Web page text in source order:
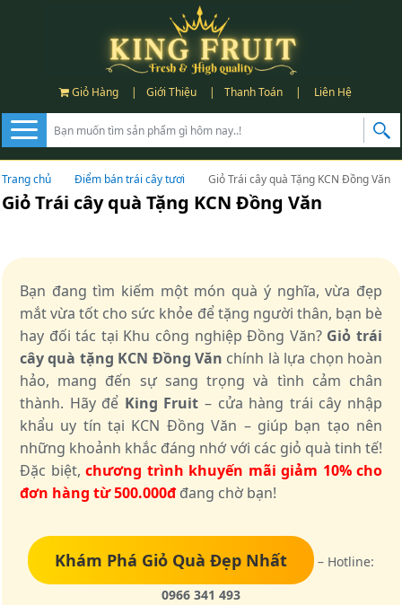
Giỏ Hàng | Giới Thiệu | Thanh Toán | Liên Hệ
Trang chủ Điểm bán trái cây tươi Giỏ Trái cây quà Tặng KCN Đồng Văn
Giỏ Trái cây quà Tặng KCN Đồng Văn
Bạn đang tìm kiếm một món quà ý nghĩa, vừa đẹp
mắt vừa tốt cho sức khỏe để tặng người thân, bạn bè
hay đối tác tại Khu công nghiệp Đồng Văn? Giỏ trái
cây quà tặng KCN Đồng Văn chính là lựa chọn hoàn
hảo, mang đến sự sang trọng và tình cảm chân
thành. Hãy để King Fruit – cửa hàng trái cây nhập
khẩu uy tín tại KCN Đồng Văn – giúp bạn tạo nên
những khoảnh khắc đáng nhớ với các giỏ quà tinh tế!
Đặc biệt, chương trình khuyến mãi giảm 10% cho
đơn hàng từ 500.000đđang chờ bạn!
Khám Phá Giỏ Quà Đẹp Nhất
– Hotline:
0966 341 493